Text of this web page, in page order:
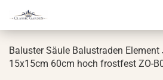
Ba­lus­ter Säule Ba­lus­tra­den
15x15cm 60cm hoch frost­fest ZO-​